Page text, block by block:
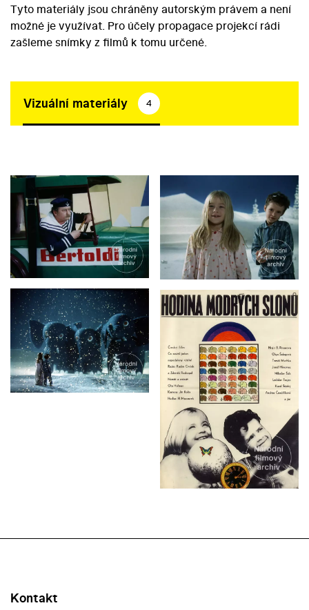
Tyto materiály jsou chráněny autorským právem a není
možné je využívat. Pro účely propagace projekcí rádi
zašleme snímky z filmů k tomu určené.
Vizuální materiály 4
Kontakt